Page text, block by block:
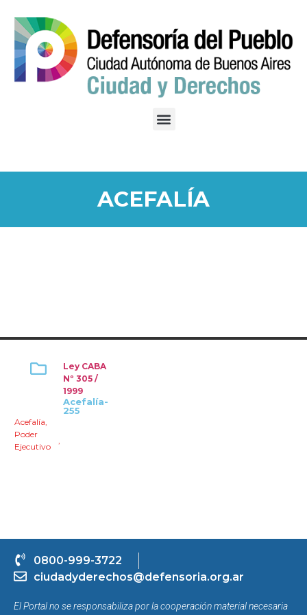
ACEFALÍA
Ley CABA
Nº 305 /
1999
Acefalía-
255
Acefalía,
Poder
Ejecutivo
,
0800-999-3722
ciudadyderechos@defensoria.org.ar
El Portal no se responsabiliza por la cooperación material necesaria